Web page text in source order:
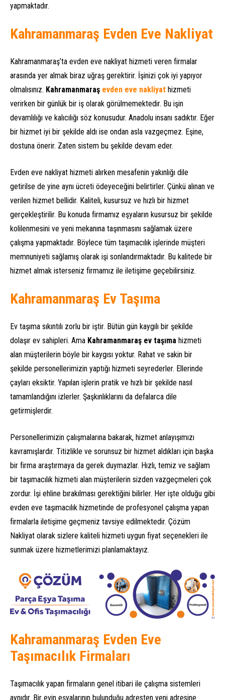
yapmaktadır.
Kahramanmaraş Evden Eve Nakliyat
Kahramanmaraş’ta evden eve nakliyat hizmeti veren firmalar
arasında yer almak biraz uğraş gerektirir. İşinizi çok iyi yapıyor
olmalısınız. Kahramanmaraş evden eve nakliyat hizmeti
verirken bir günlük bir iş olarak görülmemektedir. Bu işin
devamlılığı ve kalıcılığı söz konusudur. Anadolu insanı sadıktır. Eğer
bir hizmet iyi bir şekilde aldı ise ondan asla vazgeçmez. Eşine,
dostuna önerir. Zaten sistem bu şekilde devam eder.
Evden eve nakliyat hizmeti alırken mesafenin yakınlığı dile
getirilse de yine aynı ücreti ödeyeceğini belirtirler. Çünkü alınan ve
verilen hizmet bellidir. Kaliteli, kusursuz ve hızlı bir hizmet
gerçekleştirilir. Bu konuda firmamız eşyaların kusursuz bir şekilde
kolilenmesini ve yeni mekanına taşınmasını sağlamak üzere
çalışma yapmaktadır. Böylece tüm taşımacılık işlerinde müşteri
memnuniyeti sağlamış olarak işi sonlandırmaktadır. Bu kalitede bir
hizmet almak isterseniz firmamız ile iletişime geçebilirsiniz.
Kahramanmaraş Ev Taşıma
Ev taşıma sıkıntılı zorlu bir iştir. Bütün gün kaygılı bir şekilde
dolaşır ev sahipleri. Ama Kahramanmaraş ev taşıma hizmeti
alan müşterilerin böyle bir kaygısı yoktur. Rahat ve sakin bir
şekilde personellerimizin yaptığı hizmeti seyrederler. Ellerinde
çayları eksiktir. Yapılan işlerin pratik ve hızlı bir şekilde nasıl
tamamlandığını izlerler. Şaşkınlıklarını da defalarca dile
getirmişlerdir.
Personellerimizin çalışmalarına bakarak, hizmet anlayışımızı
kavramışlardır. Titizlikle ve sorunsuz bir hizmet aldıkları için başka
bir firma araştırmaya da gerek duymazlar. Hızlı, temiz ve sağlam
bir taşımacılık hizmeti alan müşterilerin sizden vazgeçmeleri çok
zordur. İşi ehline bırakılması gerektiğini bilirler. Her işte olduğu gibi
evden eve taşımacılık hizmetinde de profesyonel çalışma yapan
firmalarla iletişime geçmeniz tavsiye edilmektedir. Çözüm
Nakliyat olarak sizlere kaliteli hizmeti uygun fiyat seçenekleri ile
sunmak üzere hizmetlerimizi planlamaktayız.
Kahramanmaraş Evden Eve
Taşımacılık Firmaları
Taşımacılık yapan firmaların genel itibari ile çalışma sistemleri
aynıdır. Bir evin eşyalarının bulunduğu adresten yeni adresine